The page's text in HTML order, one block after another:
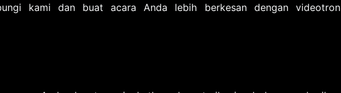
kami dan buat acara Anda lebih berkesan dengan videotron